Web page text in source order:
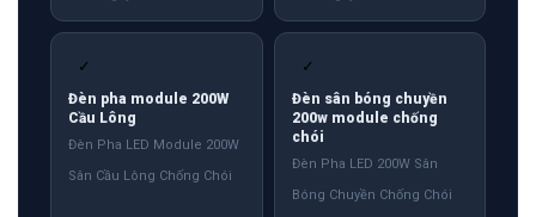
✓
Đèn pha module 200W
Cầu Lông
Đèn Pha LED Module 200W
Sân Cầu Lông Chống Chói
✓
Đèn sân bóng chuyền
200w module chống
chói
Đèn Pha LED 200W Sân
Bóng Chuyền Chống Chói